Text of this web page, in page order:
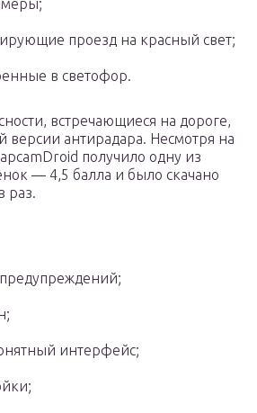
проезд на красный свет;
в светофор.
встречающиеся на дороге,
версии антирадара. Несмотря на
получило одну из
— 4,5 балла и было скачано
раз.
интерфейс;